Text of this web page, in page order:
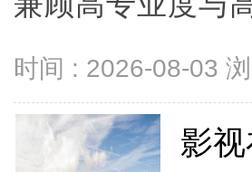
时间 : 2026-08-03 浏
影